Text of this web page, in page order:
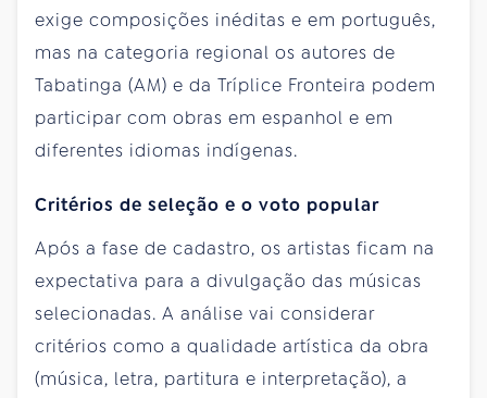
exige composições inéditas e em português,
mas na categoria regional os autores de
Tabatinga (AM) e da Tríplice Fronteira podem
participar com obras em espanhol e em
diferentes idiomas indígenas.
Critérios de seleção e o voto popular
Após a fase de cadastro, os artistas ficam na
expectativa para a divulgação das músicas
selecionadas. A análise vai considerar
critérios como a qualidade artística da obra
(música, letra, partitura e interpretação), a